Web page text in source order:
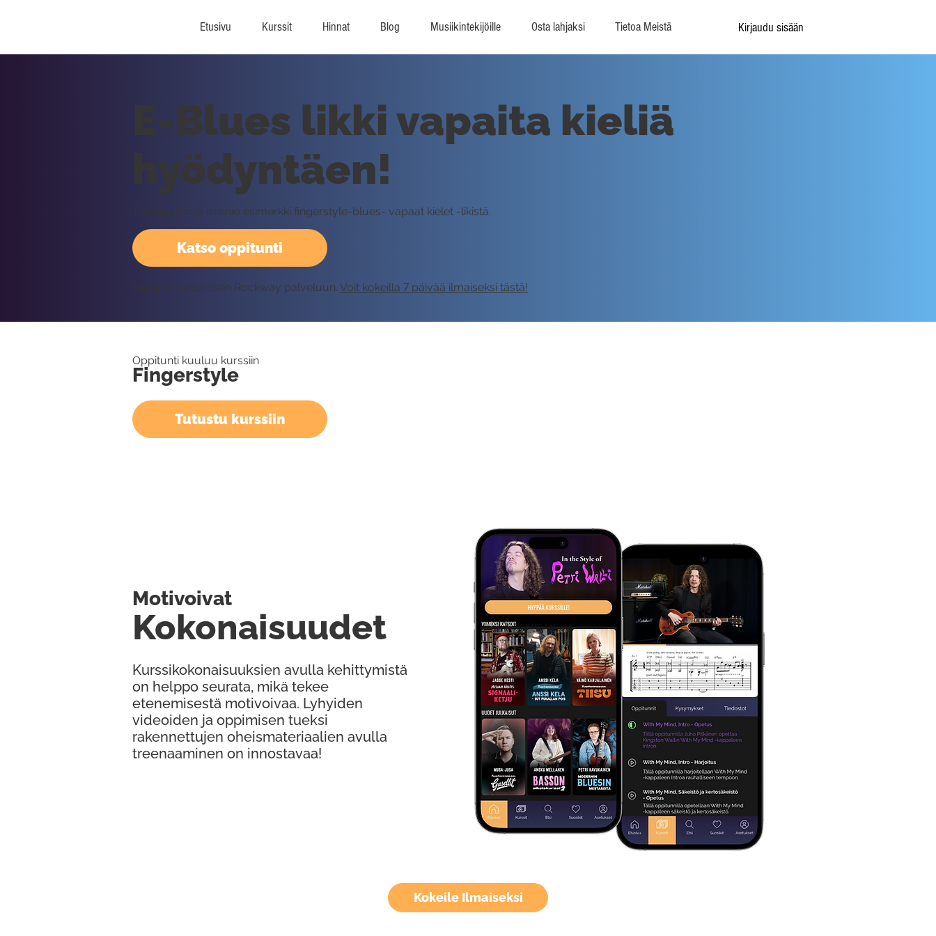
Etusivu Kurssit Hinnat Blog Musiikintekijöille Osta lahjaksi Tietoa Meistä Kirjaudu sisään
Kokeile Ilmaiseksi
Katso oppitunti
E-Blues likki vapaita kieliä
hyödyntäen!
Treenaa tämä mainio esimerkki fingerstyle-blues- vapaat kielet -likistä.
Vaatii kirjautumisen Rockway palveluun. Voit kokeilla 7 päivää ilmaiseksi tästä!
Oppitunti kuuluu kurssiin
Fingerstyle
Tutustu kurssiin
Kurssikokonaisuuksien avulla kehittymistä
on helppo seurata, mikä tekee
etenemisestä motivoivaa. Lyhyiden
videoiden ja oppimisen tueksi
rakennettujen oheismateriaalien avulla
treenaaminen on innostavaa!
Kokonaisuudet
Motivoivat